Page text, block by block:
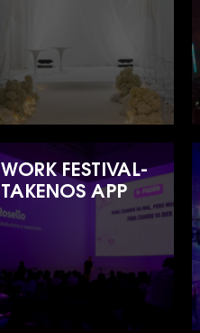
WORK FESTIVAL-
TAKENOS APP